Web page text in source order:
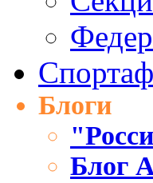
Блоги
Блог